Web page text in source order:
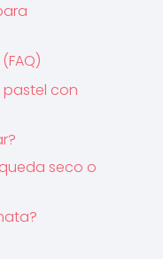
pastel con
seco o